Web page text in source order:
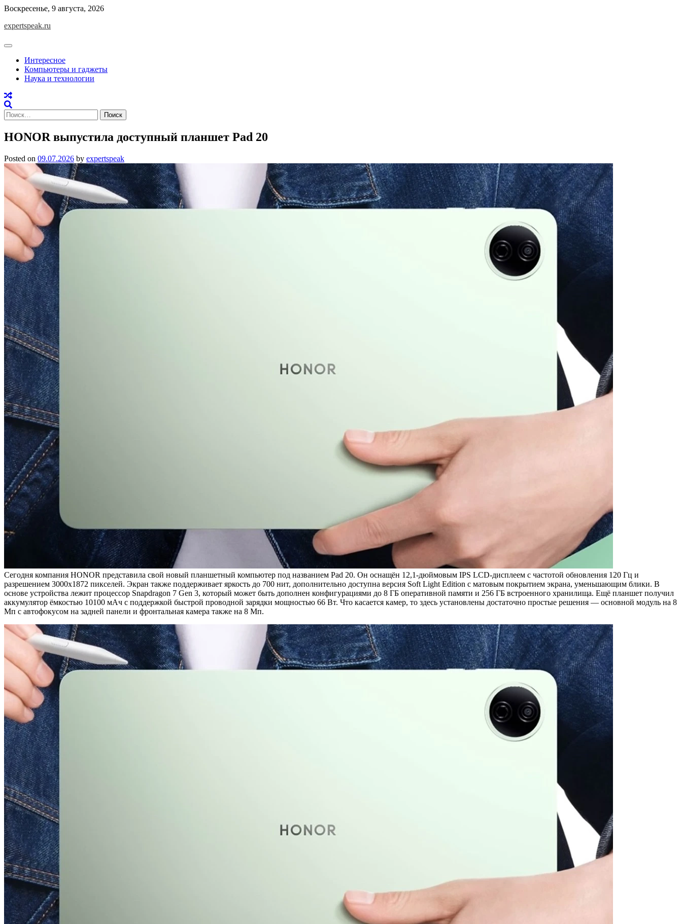
Skip
content
Воскресенье, 9 августа, 2026
expertspeak.ru
Интересное
Компьютеры и гаджеты
Наука и технологии
Найти:
HONOR выпустила доступный планшет Pad 20
Posted on 09.07.2026 by expertspeak
Сегодня компания HONOR представила свой новый планшетный компьютер под названием Pad 20. Он оснащён 12,1-дюймовым IPS LCD-дисплеем с частотой обновления 120 Гц и
разрешением 3000х1872 пикселей. Экран также поддерживает яркость до 700 нит, дополнительно доступна версия Soft Light Edition с матовым покрытием экрана, уменьшающим блики. В
основе устройства лежит процессор Snapdragon 7 Gen 3, который может быть дополнен конфигурациями до 8 ГБ оперативной памяти и 256 ГБ встроенного хранилища. Ещё планшет получил
аккумулятор ёмкостью 10100 мАч с поддержкой быстрой проводной зарядки мощностью 66 Вт. Что касается камер, то здесь установлены достаточно простые решения — основной модуль на 8
Мп с автофокусом на задней панели и фронтальная камера также на 8 Мп.